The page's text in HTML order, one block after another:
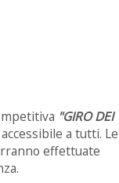
"GIRO DEI
a tutti. Le
effettuate